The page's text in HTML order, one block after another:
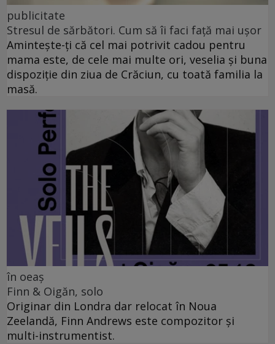
publicitate
Stresul de sărbători. Cum să îi faci față mai ușor
Amintește-ți că cel mai potrivit cadou pentru
mama este, de cele mai multe ori, veselia și buna
dispoziție din ziua de Crăciun, cu toată familia la
masă.
în oeaș
Finn & Oigăn, solo
Originar din Londra dar relocat în Noua
Zeelandă, Finn Andrews este compozitor și
multi-instrumentist.